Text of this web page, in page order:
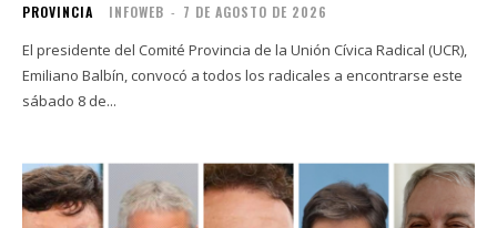
PROVINCIA INFOWEB - 7 DE AGOSTO DE 2026
El presidente del Comité Provincia de la Unión Cívica Radical (UCR),
Emiliano Balbín, convocó a todos los radicales a encontrarse este
sábado 8 de...